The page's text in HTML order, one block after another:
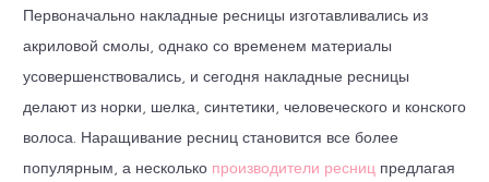
Первоначально накладные ресницы изготавливались из
акриловой смолы, однако со временем материалы
усовершенствовались, и сегодня накладные ресницы
делают из норки, шелка, синтетики, человеческого и конского
волоса. Наращивание ресниц становится все более
популярным, а несколько производители ресниц предлагая